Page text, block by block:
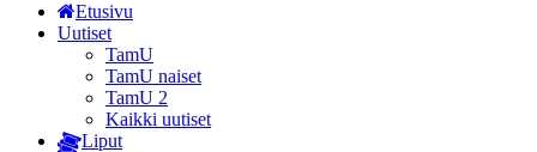
Etusivu
Uutiset
TamU
TamU naiset
TamU 2
Kaikki uutiset
Liput